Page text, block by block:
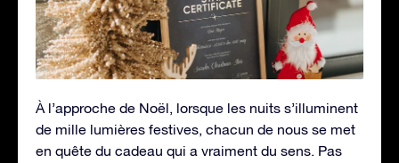
À l’approche de Noël, lorsque les nuits s’illuminent
de mille lumières festives, chacun de nous se met
en quête du cadeau qui a vraiment du sens. Pas